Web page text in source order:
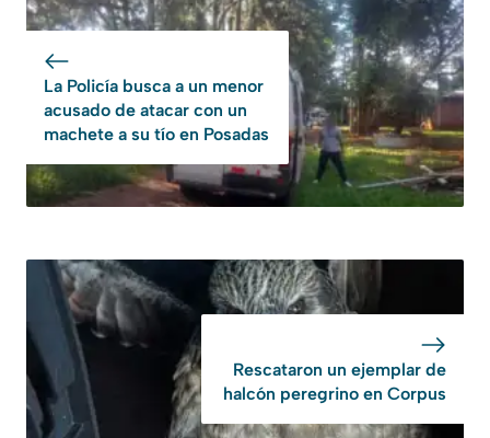
La Policía busca a un menor
acusado de atacar con un
machete a su tío en Posadas
Rescataron un ejemplar de
halcón peregrino en Corpus